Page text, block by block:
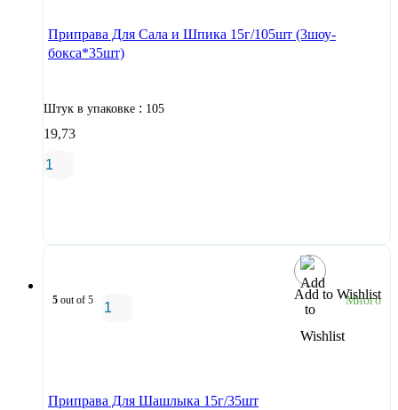
Приправа Для Сала и Шпика 15г/105шт (3шоу-
бокса*35шт)
Штук в упаковке : 105
19,73
Add to Wishlist
5 out of 5 Много
Приправа Для Шашлыка 15г/35шт